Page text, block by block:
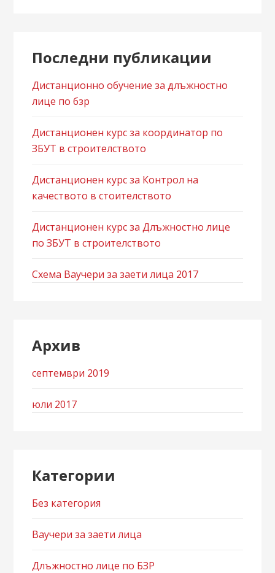
Последни публикации
Дистанционно обучение за длъжностно
лице по бзр
Дистанционен курс за координатор по
ЗБУТ в строителството
Дистанционен курс за Контрол на
качеството в стоителството
Дистанционен курс за Длъжностно лице
по ЗБУТ в строителството
Схема Ваучери за заети лица 2017
Архив
септември 2019
юли 2017
Категории
Без категория
Ваучери за заети лица
Длъжностно лице по БЗР